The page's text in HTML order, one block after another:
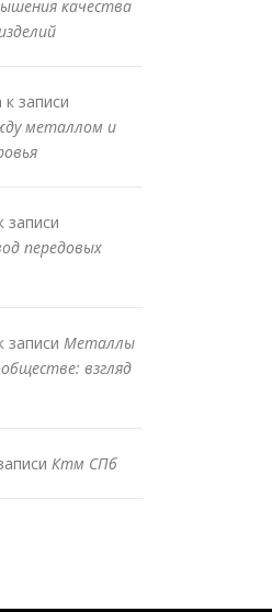
качества
к записи
металлом и
записи
передовых
записи Металлы
взгляд
Ктм СПб